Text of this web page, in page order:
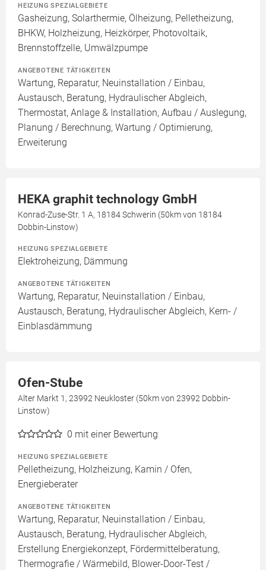
HEIZUNG SPEZIALGEBIETE
Gasheizung, Solarthermie, Ölheizung, Pelletheizung,
BHKW, Holzheizung, Heizkörper, Photovoltaik,
Brennstoffzelle, Umwälzpumpe
ANGEBOTENE TÄTIGKEITEN
Wartung, Reparatur, Neuinstallation / Einbau,
Austausch, Beratung, Hydraulischer Abgleich,
Thermostat, Anlage & Installation, Aufbau / Auslegung,
Planung / Berechnung, Wartung / Optimierung,
Erweiterung
HEKA graphit technology GmbH
Konrad-Zuse-Str. 1 A, 18184 Schwerin (50km von 18184
Dobbin-Linstow)
HEIZUNG SPEZIALGEBIETE
Elektroheizung, Dämmung
ANGEBOTENE TÄTIGKEITEN
Wartung, Reparatur, Neuinstallation / Einbau,
Austausch, Beratung, Hydraulischer Abgleich, Kern- /
Einblasdämmung
Ofen-Stube
Alter Markt 1, 23992 Neukloster (50km von 23992 Dobbin-
Linstow)
0 mit einer Bewertung
HEIZUNG SPEZIALGEBIETE
Pelletheizung, Holzheizung, Kamin / Ofen,
Energieberater
ANGEBOTENE TÄTIGKEITEN
Wartung, Reparatur, Neuinstallation / Einbau,
Austausch, Beratung, Hydraulischer Abgleich,
Erstellung Energiekonzept, Fördermittelberatung,
Thermografie / Wärmebild, Blower-Door-Test /